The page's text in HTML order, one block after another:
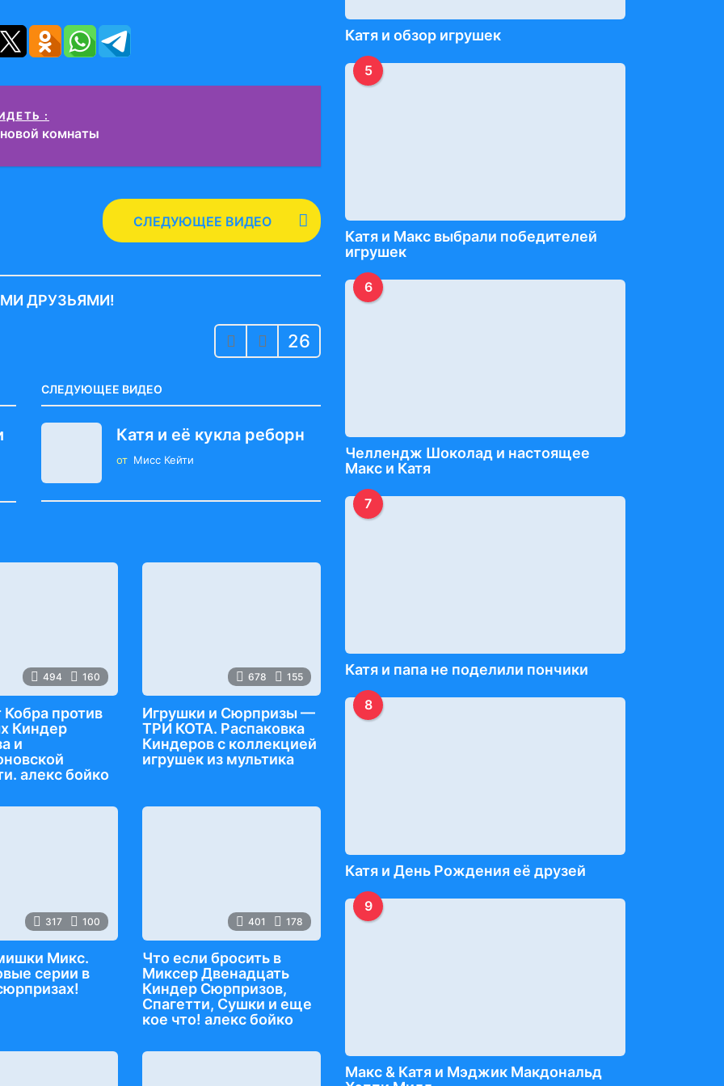
:
комнаты
СЛЕДУЮЩЕЕ ВИДЕО
ДРУЗЬЯМИ!
26
СЛЕДУЮЩЕЕ ВИДЕО
Катя и её кукла реборн
от Мисс Кейти
494 160
против
Киндер
и
алекс бойко
678 155
Игрушки и Сюрпризы —
ТРИ КОТА. Распаковка
Киндеров с коллекцией
игрушек из мультика
317 100
Микс.
серии в
401 178
Что если бросить в
Миксер Двенадцать
Киндер Сюрпризов,
Спагетти, Сушки и еще
кое что! алекс бойко
Катя и обзор игрушек
5
Катя и Макс выбрали победителей
игрушек
6
Челлендж Шоколад и настоящее
Макс и Катя
7
Катя и папа не поделили пончики
8
Катя и День Рождения её друзей
9
Макс & Катя и Мэджик Макдональд